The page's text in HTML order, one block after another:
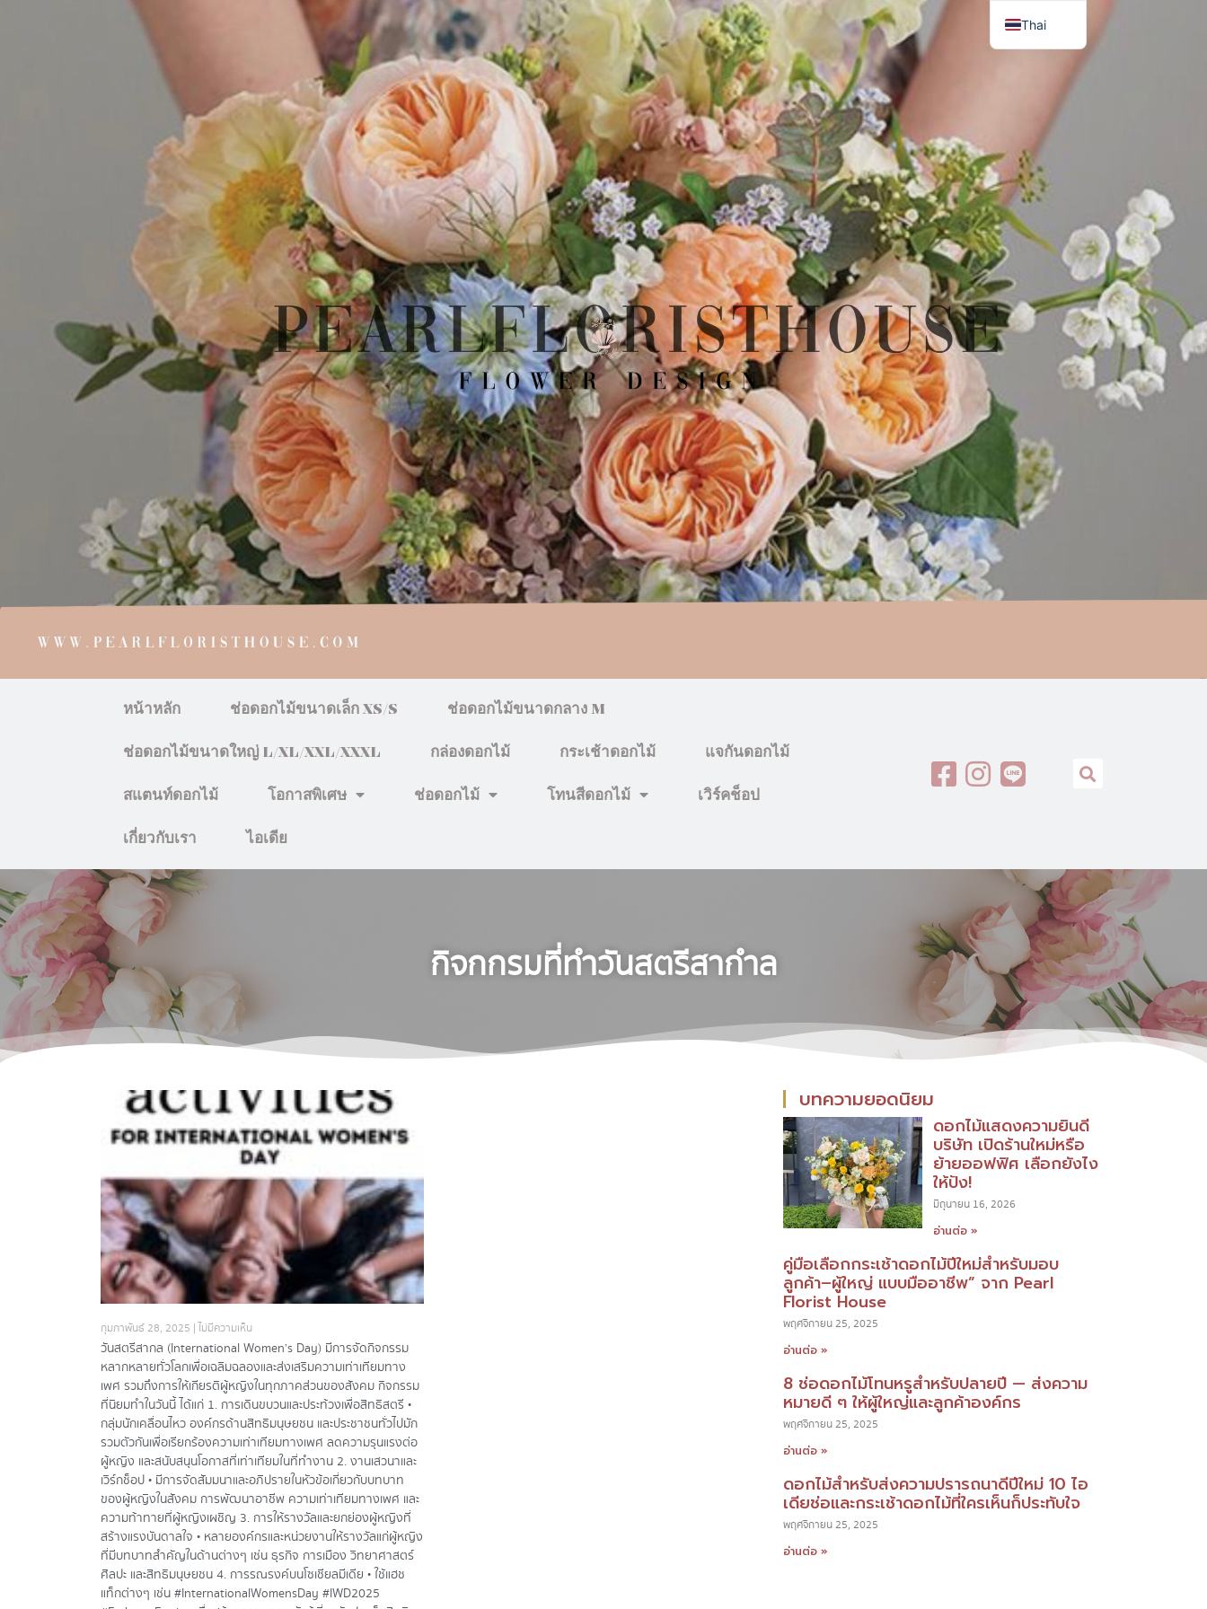
หน้าหลัก ช่อดอกไม้ขนาดเล็ก XS/S ช่อดอกไม้ขนาดกลาง M
ช่อดอกไม้ขนาดใหญ่ L/XL/XXL/XXXL กล่องดอกไม้ กระเช้าดอกไม้ แจกันดอกไม้
สแตนท์ดอกไม้ โอกาสพิเศษ ช่อดอกไม้ โทนสีดอกไม้ เวิร์คช็อป
เกี่ยวกับเรา ไอเดีย
กิจกกรมที่ทำวันสตรีสากำล
กุมภาพันธ์ 28, 2025 ไม่มีความเห็น
วันสตรีสากล (International Women’s Day) มีการจัดกิจกรรม
หลากหลายทั่วโลกเพื่อเฉลิมฉลองและส่งเสริมความเท่าเทียมทาง
เพศ รวมถึงการให้เกียรติผู้หญิงในทุกภาคส่วนของสังคม กิจกรรม
ที่นิยมทำในวันนี้ ได้แก่ 1. การเดินขบวนและประท้วงเพื่อสิทธิสตรี •
กลุ่มนักเคลื่อนไหว องค์กรด้านสิทธิมนุษยชน และประชาชนทั่วไปมัก
รวมตัวกันเพื่อเรียกร้องความเท่าเทียมทางเพศ ลดความรุนแรงต่อ
ผู้หญิง และสนับสนุนโอกาสที่เท่าเทียมในที่ทำงาน 2. งานเสวนาและ
เวิร์กช็อป • มีการจัดสัมมนาและอภิปรายในหัวข้อเกี่ยวกับบทบาท
ของผู้หญิงในสังคม การพัฒนาอาชีพ ความเท่าเทียมทางเพศ และ
ความท้าทายที่ผู้หญิงเผชิญ 3. การให้รางวัลและยกย่องผู้หญิงที่
สร้างแรงบันดาลใจ • หลายองค์กรและหน่วยงานให้รางวัลแก่ผู้หญิง
ที่มีบทบาทสำคัญในด้านต่างๆ เช่น ธุรกิจ การเมือง วิทยาศาสตร์
ศิลปะ และสิทธิมนุษยชน 4. การรณรงค์บนโซเชียลมีเดีย • ใช้แฮช
แท็กต่างๆ เช่น #InternationalWomensDay #IWD2025
บทความยอดนิยม
ดอกไม้แสดงความยินดี
บริษัท เปิดร้านใหม่หรือ
ย้ายออฟฟิศ เลือกยังไง
ให้ปัง!
มิถุนายน 16, 2026
อ่านต่อ »
คู่มือเลือกกระเช้าดอกไม้ปีใหม่สำหรับมอบ
ลูกค้า–ผู้ใหญ่ แบบมืออาชีพ” จาก Pearl
Florist House
พฤศจิกายน 25, 2025
อ่านต่อ »
8 ช่อดอกไม้โทนหรูสำหรับปลายปี — ส่งความ
หมายดี ๆ ให้ผู้ใหญ่และลูกค้าองค์กร
พฤศจิกายน 25, 2025
อ่านต่อ »
ดอกไม้สำหรับส่งความปรารถนาดีปีใหม่ 10 ไอ
เดียช่อและกระเช้าดอกไม้ที่ใครเห็นก็ประทับใจ
พฤศจิกายน 25, 2025
อ่านต่อ »
Thai
English